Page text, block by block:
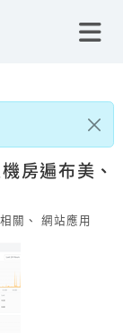
房遍布美、
關 、 網站應用